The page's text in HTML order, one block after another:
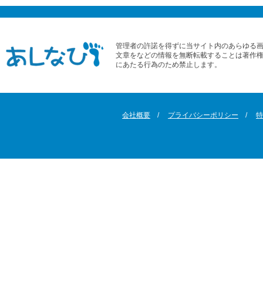
管理者の許諾を得ずに当サイト内のあらゆる
文章をなどの情報を無断転載することは著作
にあたる行為のため禁止します。
会社概要 プライバシーポリシー